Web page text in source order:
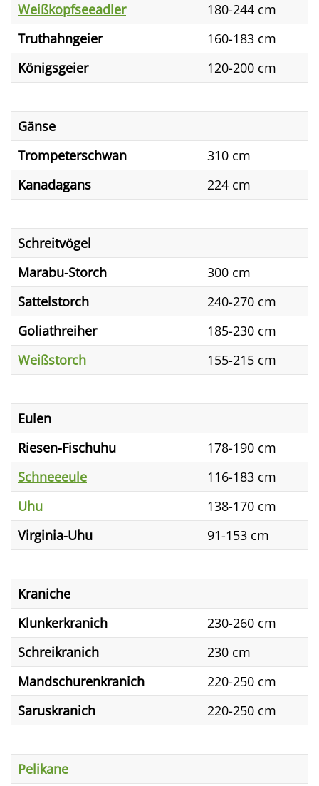
Weißkopfseeadler
180-244 cm
Truthahngeier
160-183 cm
Königsgeier
120-200 cm
Gänse
Trompeterschwan
310 cm
Kanadagans
224 cm
Schreitvögel
Marabu-Storch
300 cm
Sattelstorch
240-270 cm
Goliathreiher
185-230 cm
Weißstorch
155-215 cm
Eulen
Riesen-Fischuhu
178-190 cm
Schneeeule
116-183 cm
Uhu
138-170 cm
Virginia-Uhu
91-153 cm
Kraniche
Klunkerkranich
230-260 cm
Schreikranich
230 cm
Mandschurenkranich
220-250 cm
Saruskranich
220-250 cm
Pelikane